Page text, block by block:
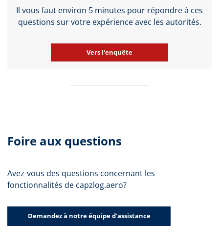
Il vous faut environ 5 minutes pour répondre à ces
questions sur votre expérience avec les autorités.
Vers l'enquête
Foire aux questions
Avez-vous des questions concernant les
fonctionnalités de capzlog.aero?
Demandez à notre équipe d'assistance